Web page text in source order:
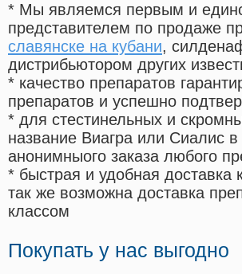
* Мы являемся первым и
представителем по продаже
славянске на кубани,
дистрибьютором других
* качество препаратов
препаратов и успешно
* для стестинельных и
название Виагра или Сиалис
анонимныого заказа любого
* быстрая и удобная доставка
так же возможна доставка
классом
Покупать у нас выгодно